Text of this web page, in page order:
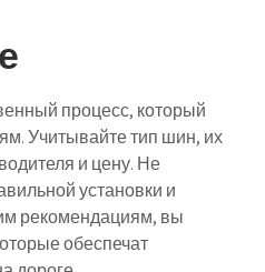
процесс, который
Учитывайте тип шин, их
и цену. Не
установки и
рекомендациям, вы
обеспечат